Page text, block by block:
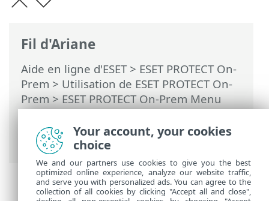
Fil d'Ariane
Aide en ligne d'ESET> ESET PROTECT On-
Prem > Utilisation de ESET PROTECT On-
Prem>ESET PROTECT On-Prem Menu
principal>Tâches>Tâches client>
Rechercher des mises à jour pour
l'application
Your account, your cookies
choice
We and our partners use cookies to give you the best
optimized online experience, analyze our website traffic,
and serve you with personalized ads. You can agree to the
collection of all cookies by clicking "Accept all and close",